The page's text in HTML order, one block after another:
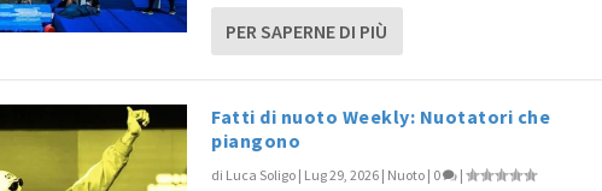
PER SAPERNE DI PIÙ
Fatti di nuoto Weekly: Nuotatori che
piangono
di Luca Soligo | Lug 29, 2026 | Nuoto | 0 |